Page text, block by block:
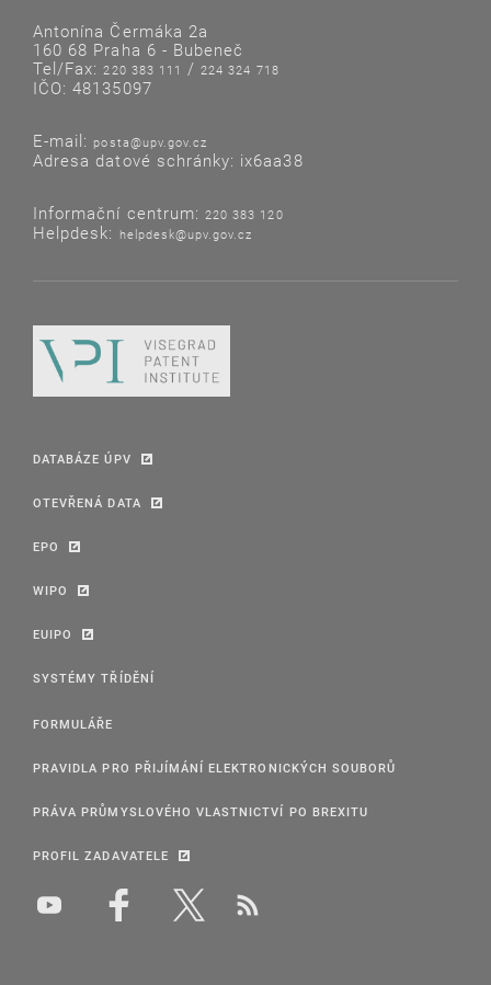
Antonína Čermáka 2a
160 68 Praha 6 - Bubeneč
Tel/Fax:220 383 111 /224 324 718
IČO: 48135097
E-mail: posta@upv.gov.cz
Adresa datové schránky: ix6aa38
Informační centrum: 220 383 120
Helpdesk: helpdesk@upv.gov.cz
DATABÁZE ÚPV
OTEVŘENÁ DATA
EPO
WIPO
EUIPO
SYSTÉMY TŘÍDĚNÍ
FORMULÁŘE
PRAVIDLA PRO PŘIJÍMÁNÍ ELEKTRONICKÝCH SOUBORŮ
PRÁVA PRŮMYSLOVÉHO VLASTNICTVÍ PO BREXITU
PROFIL ZADAVATELE